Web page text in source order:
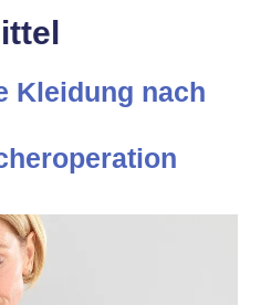
Kleidung nach